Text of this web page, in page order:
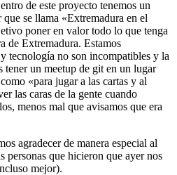
de este proyecto tenemos un
se llama «Extremadura en el
poner en valor todo lo que tenga
de Extremadura. Estamos
tecnología no son incompatibles y la
tener un meetup de git en un lugar
«para jugar a las cartas y al
las caras de la gente cuando
menos mal que avisamos que era
agradecer de manera especial al
personas que hicieron que ayer nos
mejor).